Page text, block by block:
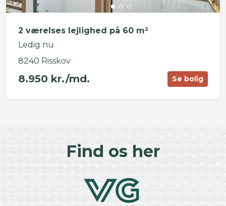
2 værelses lejlighed på 60 m²
Ledig nu
8240 Risskov
8.950 kr./md. Se bolig
Find os her